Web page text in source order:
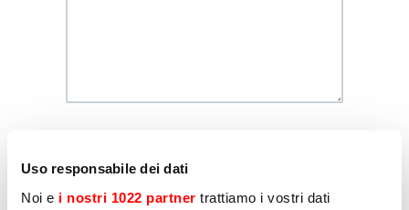
Uso responsabile dei dati
Noi e i nostri 1022 partner trattiamo i vostri dati
Dichiaro di acconsentire al trattamento dei miei
dati personali da parte di Sirman per l'invio di
comunicazioni per finalità di marketing, come